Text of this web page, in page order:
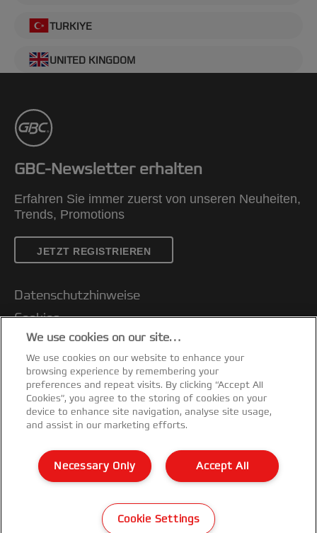
TURKIYE
UNITED KINGDOM
GBC-Newsletter erhalten
Erfahren Sie immer zuerst von unseren Neuheiten,
Trends, Promotions
JETZT REGISTRIEREN
Datenschutzhinweise
Cookies
Legal Notice
Impressum
Kundenservice
Meine Daten verwalten
Garantiebedingungen
Konformitätserklärungen
Sitemap
©2026 ACCO Brands
We use cookies on our site…
We use cookies on our website to enhance your
browsing experience by remembering your
preferences and repeat visits. By clicking “Accept All
Cookies”, you agree to the storing of cookies on your
device to enhance site navigation, analyse site usage,
and assist in our marketing efforts.
Accept All
Necessary Only
Cookie Settings